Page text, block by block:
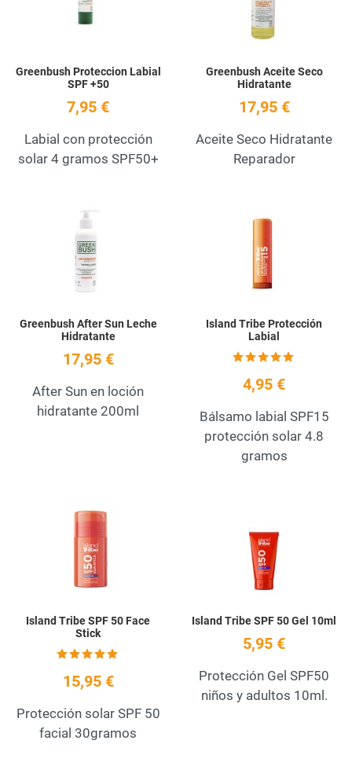
Greenbush Proteccion Labial
SPF +50
7,95 €
Labial con protección
solar 4 gramos SPF50+
Greenbush Aceite Seco
Hidratante
17,95 €
Aceite Seco Hidratante
Reparador
Greenbush After Sun Leche
Hidratante
17,95 €
After Sun en loción
hidratante 200ml
Island Tribe Protección
Labial
4,95 €
Bálsamo labial SPF15
protección solar 4.8
gramos
Island Tribe SPF 50 Face
Stick
15,95 €
Protección solar SPF 50
facial 30gramos
Island Tribe SPF 50 Gel 10ml
5,95 €
Protección Gel SPF50
niños y adultos 10ml.